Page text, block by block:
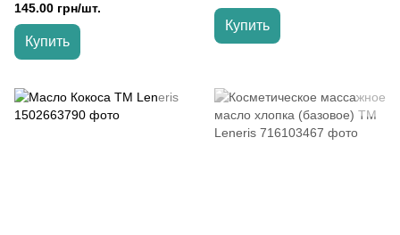
145.00 грн/шт.
Купить
Купить